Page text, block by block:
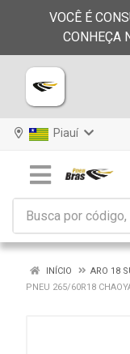
VOCÊ É
CONHEÇA
Piauí
INÍCIO ARO 18
PNEU 265/60R18